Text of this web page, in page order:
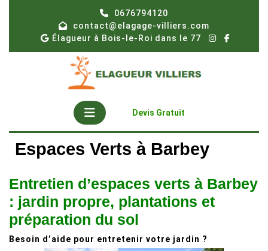
0676794120
contact@elagage-villiers.com
Élagueur à Bois-le-Roi dans le 77
Open
Button
Devis Gratuit
Espaces Verts à Barbey
Entretien d’espaces verts à Barbey
: jardin propre, plantations et
préparation du sol
Besoin d’aide pour entretenir votre jardin ?